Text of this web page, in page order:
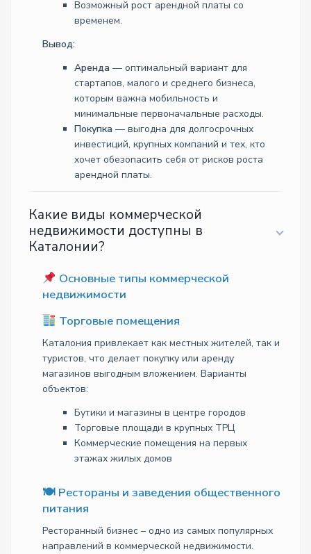
Возможный рост арендной платы со
временем.
Вывод:
Аренда — оптимальный вариант для
стартапов, малого и среднего бизнеса,
которым важна мобильность и
минимальные первоначальные расходы.
Покупка — выгодна для долгосрочных
инвестиций, крупных компаний и тех, кто
хочет обезопасить себя от рисков роста
арендной платы.
Какие виды коммерческой
недвижимости доступны в
Каталонии?
Основные типы коммерческой
недвижимости
Торговые помещения
Каталония привлекает как местных жителей, так и
туристов, что делает покупку или аренду
магазинов выгодным вложением. Варианты
объектов:
Бутики и магазины в центре городов
Торговые площади в крупных ТРЦ
Коммерческие помещения на первых
этажах жилых домов
🍽 Рестораны и заведения общественного
питания
Ресторанный бизнес – одно из самых популярных
направлений в коммерческой недвижимости.